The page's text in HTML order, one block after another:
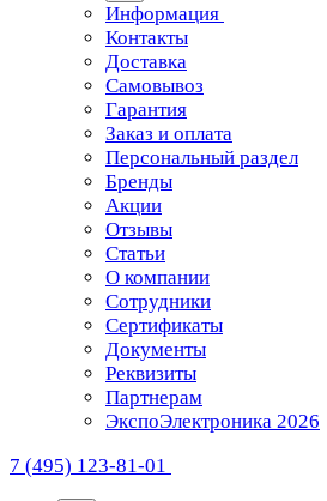
Информация
Контакты
Доставка
Самовывоз
Гарантия
Заказ и оплата
Персональный раздел
Бренды
Акции
Отзывы
Статьи
О компании
Сотрудники
Сертификаты
Документы
Реквизиты
Партнерам
ЭкспоЭлектроника 2026
7 (495) 123-81-01